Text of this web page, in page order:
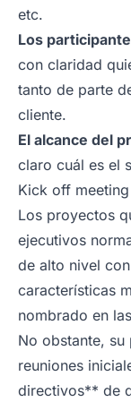
etc.
Los
con claridad
tanto de parte
cliente.
El alcance del
claro cuál es el
Kick off
Los proyectos
ejecutivos
de alto nivel
características
nombrado en
No obstante,
reuniones
directivos** de